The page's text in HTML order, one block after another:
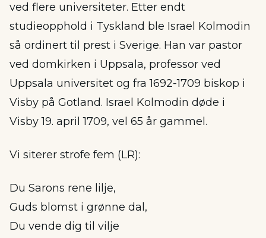
ved flere universiteter. Etter endt
studieopphold i Tyskland ble Israel Kolmodin
så ordinert til prest i Sverige. Han var pastor
ved domkirken i Uppsala, professor ved
Uppsala universitet og fra 1692-1709 biskop i
Visby på Gotland. Israel Kolmodin døde i
Visby 19. april 1709, vel 65 år gammel.
Vi siterer strofe fem (LR):
Du Sarons rene lilje,
Guds blomst i grønne dal,
Du vende dig til vilje